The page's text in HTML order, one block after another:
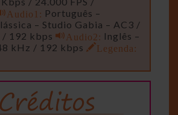
Audio1: Português –
– Studio Gabia – AC3 /
192 kbps
Audio2: Inglês –
kHz / 192 kbps
Legenda: